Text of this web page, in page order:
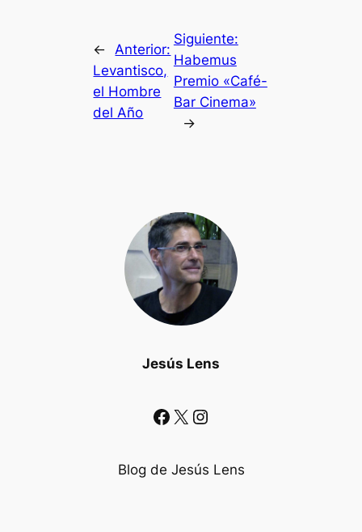
Jesús Lens
Facebook X Instagram
Blog de Jesús Lens
←
Anterior:
Levantisco,
el Hombre
del Año
Siguiente:
Habemus
Premio «Café-
Bar Cinema»
→